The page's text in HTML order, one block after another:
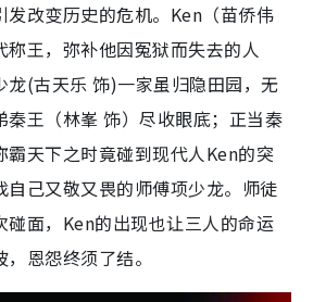
发改变历史的危机。Ken（苗侨伟
称王，弥补他因冤狱而失去的人
龙(古天乐 饰)一家虽归隐田园，无
秦王（林峯 饰）尽收眼底；正当秦
霸天下之时竟碰到现代人Ken的突
自己又敬又畏的师傅项少龙。师徒
碰面，Ken的出现也让三人的命运
恩怨终须了结。